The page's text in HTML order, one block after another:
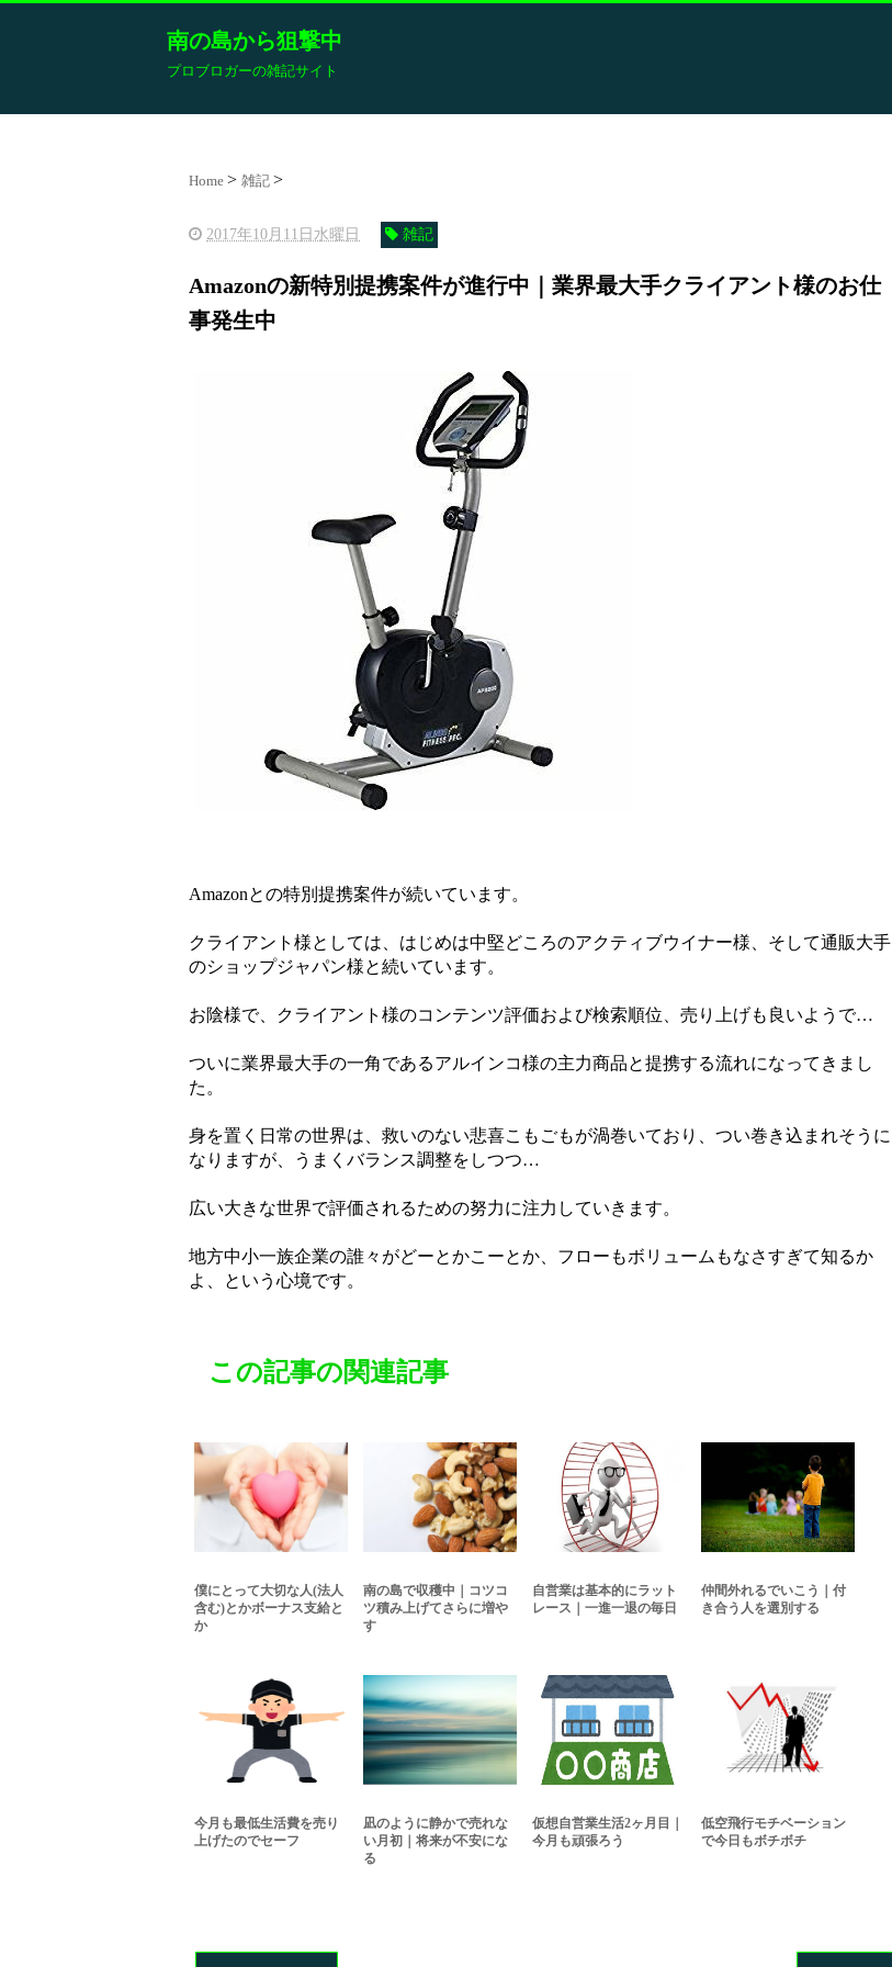
南の島から狙撃中
プロブロガーの雑記サイト
Home 雑記
2017年10月11日水曜日 雑記
Amazonの新特別提携案件が進行中｜業界最大手クライアント様のお仕
事発生中
Amazonとの特別提携案件が続いています。
クライアント様としては、はじめは中堅どころのアクティブウイナー様、そして通販大手
のショップジャパン様と続いています。
お陰様で、クライアント様のコンテンツ評価および検索順位、売り上げも良いようで…
ついに業界最大手の一角であるアルインコ様の主力商品と提携する流れになってきまし
た。
身を置く日常の世界は、救いのない悲喜こもごもが渦巻いており、つい巻き込まれそうに
なりますが、うまくバランス調整をしつつ…
広い大きな世界で評価されるための努力に注力していきます。
地方中小一族企業の誰々がどーとかこーとか、フローもボリュームもなさすぎて知るか
よ、という心境です。
この記事の関連記事
僕にとって大切な人(法人
含む)とかボーナス支給と
か
南の島で収穫中｜コツコ
ツ積み上げてさらに増や
す
自営業は基本的にラット
レース｜一進一退の毎日
仲間外れるでいこう｜付
き合う人を選別する
今月も最低生活費を売り
上げたのでセーフ
凪のように静かで売れな
い月初｜将来が不安にな
る
仮想自営業生活2ヶ月目｜
今月も頑張ろう
低空飛行モチベーション
で今日もボチボチ